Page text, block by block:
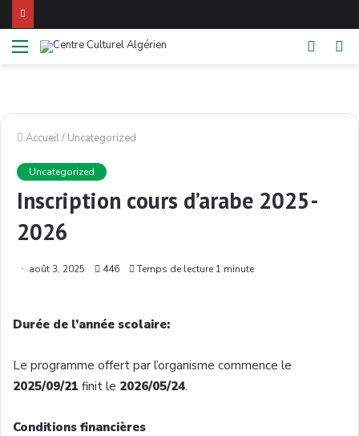
Menu
Switch
Accueil/ Uncategorized
Uncategorized
Inscription cours d’arabe 2025-
2026
août 3, 2025 446 Temps de lecture 1 minute
Durée de l’année scolaire:
Le programme offert par l’organisme commence le
2025/09/21 finit le 2026/05/24.
Conditions financières